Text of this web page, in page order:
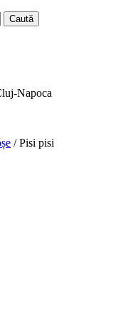
Napoca
/ Pisi pisi